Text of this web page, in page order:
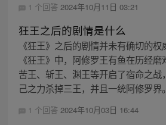
1 个回答 2024年10月11日 03:21
狂王之后的剧情是什么
《狂王》之后的剧情并未有确切的
《狂王》中，阿修罗王有鱼在历经
苦王、斩王、渊王等开启了宿命之战
己之力杀掉三王，并且一统阿修罗界。
1 个回答 2024年10月03日 16:44